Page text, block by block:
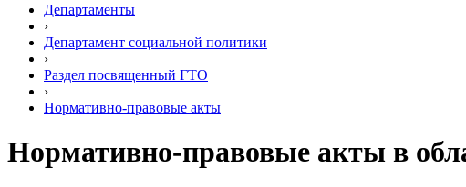
Департаменты
›
Департамент социальной политики
›
Раздел посвященный ГТО
›
Нормативно-правовые акты
Нормативно-правовые акты в